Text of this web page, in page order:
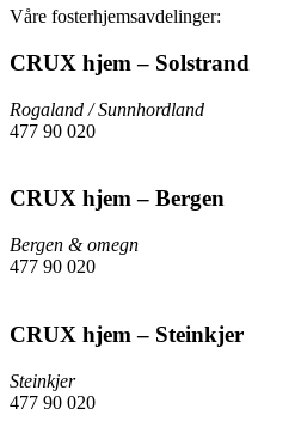
Våre fosterhjemsavdelinger:
CRUX hjem – Solstrand
Rogaland / Sunnhordland
477 90 020
CRUX hjem – Bergen
Bergen & omegn
477 90 020
CRUX hjem – Steinkjer
Steinkjer
477 90 020